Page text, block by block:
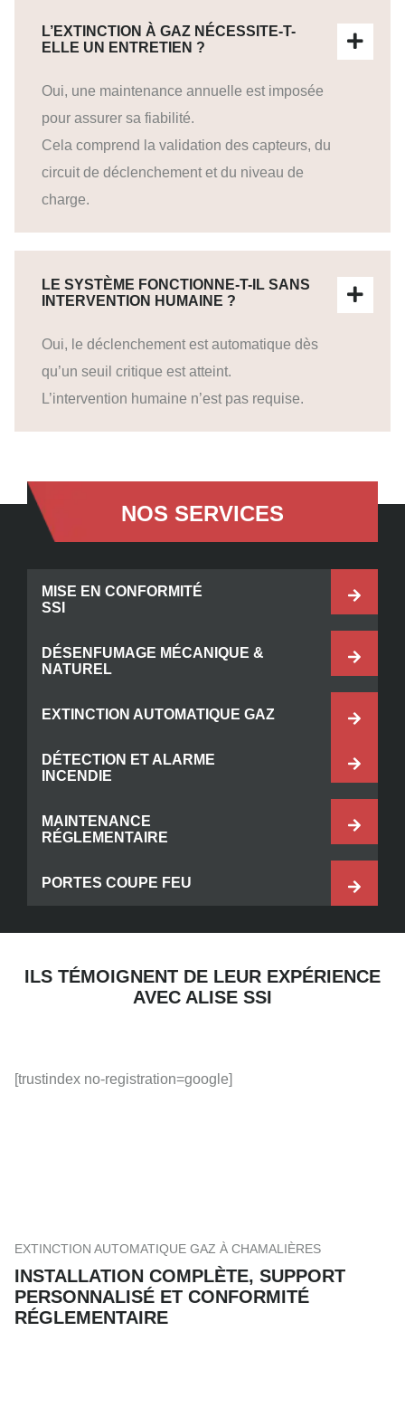
L’EXTINCTION À GAZ NÉCESSITE-T-
ELLE UN ENTRETIEN ?
Oui, une maintenance annuelle est imposée
pour assurer sa fiabilité.
Cela comprend la validation des capteurs, du
circuit de déclenchement et du niveau de
charge.
LE SYSTÈME FONCTIONNE-T-IL SANS
INTERVENTION HUMAINE ?
Oui, le déclenchement est automatique dès
qu’un seuil critique est atteint.
L’intervention humaine n’est pas requise.
NOS SERVICES
MISE EN CONFORMITÉ
SSI
DÉSENFUMAGE MÉCANIQUE &
NATUREL
EXTINCTION AUTOMATIQUE GAZ
DÉTECTION ET ALARME
INCENDIE
MAINTENANCE
RÉGLEMENTAIRE
PORTES COUPE FEU
ILS TÉMOIGNENT DE LEUR EXPÉRIENCE
AVEC ALISE SSI
[trustindex no-registration=google]
EXTINCTION AUTOMATIQUE GAZ À CHAMALIÈRES
INSTALLATION COMPLÈTE, SUPPORT
PERSONNALISÉ ET CONFORMITÉ
RÉGLEMENTAIRE